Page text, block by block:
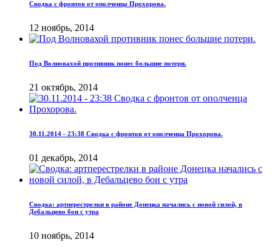
Сводка с фронтов от ополченца Прохорова.
12 ноябрь, 2014
Под Волновахой противник понес большие потери.
21 октябрь, 2014
30.11.2014 - 23:38 Сводка с фронтов от ополченца Прохорова.
01 декабрь, 2014
Сводка: артперестрелки в районе Донецка начались с новой силой, в
Дебальцево бои с утра
10 ноябрь, 2014